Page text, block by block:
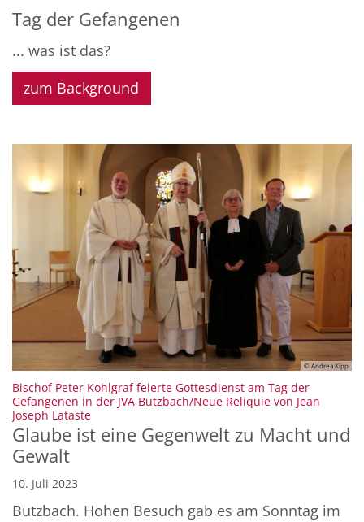
Tag der Gefangenen
... was ist das?
zum Background
© Andrea Kipp
Bischof Peter Kohlgraf feierte Gottesdienst am Tag der
Gefangenen in der JVA Butzbach/Neue Reliquie von Jean
Joseph Lataste:
Glaube ist eine Gegenwelt zu Macht und
Gewalt
10. Juli 2023
Butzbach. Hohen Besuch gab es am Sonntag im